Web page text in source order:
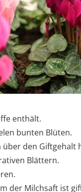
enthält.
bunten Blüten.
über den Giftgehalt
Blättern.
der Milchsaft ist